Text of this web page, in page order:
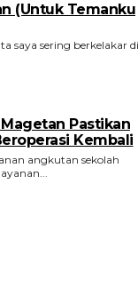
(Untuk Temanku
saya sering berkelakar di
Pastikan
Kembali
angkutan sekolah